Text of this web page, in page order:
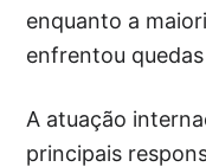
enquanto a
enfrentou
A atuação
principais